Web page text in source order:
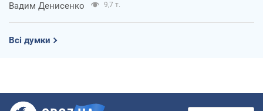
Вадим Денисенко 9,7 т.
Всі думки